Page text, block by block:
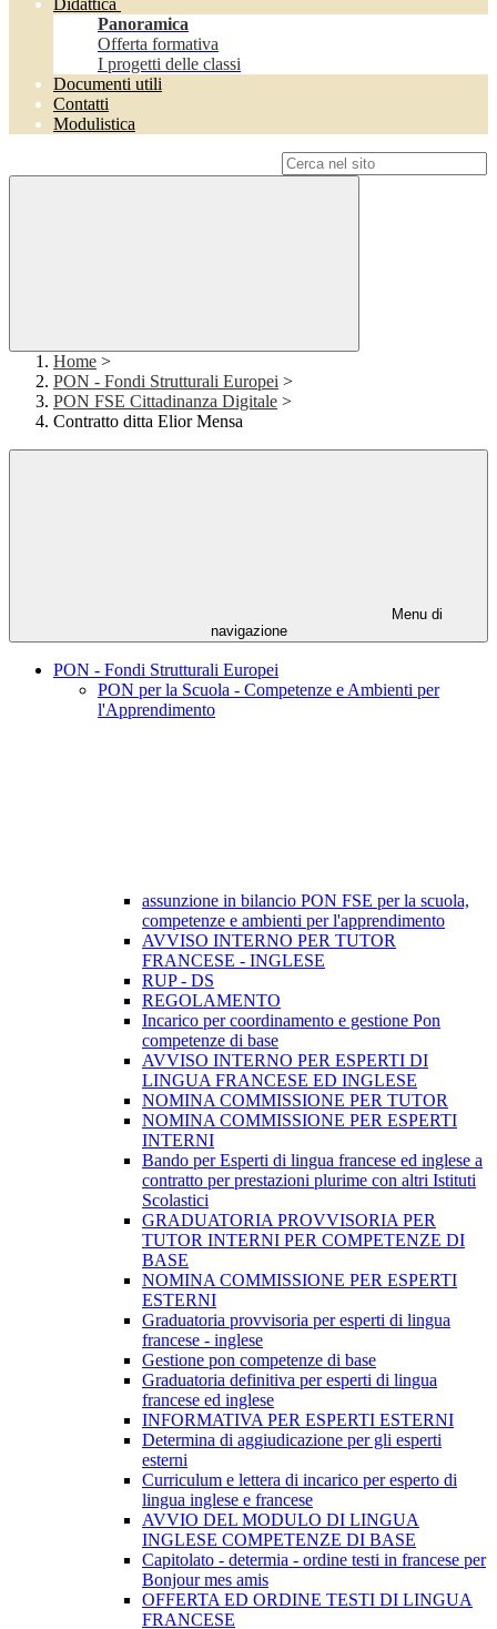
Didattica
Panoramica
Offerta formativa
I progetti delle classi
Documenti utili
Contatti
Modulistica
Home >
PON - Fondi Strutturali Europei >
PON FSE Cittadinanza Digitale >
Contratto ditta Elior Mensa
Menu di
navigazione
PON - Fondi Strutturali Europei
PON per la Scuola - Competenze e Ambienti per
l'Apprendimento
assunzione in bilancio PON FSE per la scuola,
competenze e ambienti per l'apprendimento
AVVISO INTERNO PER TUTOR
FRANCESE - INGLESE
RUP - DS
REGOLAMENTO
Incarico per coordinamento e gestione Pon
competenze di base
AVVISO INTERNO PER ESPERTI DI
LINGUA FRANCESE ED INGLESE
NOMINA COMMISSIONE PER TUTOR
NOMINA COMMISSIONE PER ESPERTI
INTERNI
Bando per Esperti di lingua francese ed inglese a
contratto per prestazioni plurime con altri Istituti
Scolastici
GRADUATORIA PROVVISORIA PER
TUTOR INTERNI PER COMPETENZE DI
BASE
NOMINA COMMISSIONE PER ESPERTI
ESTERNI
Graduatoria provvisoria per esperti di lingua
francese - inglese
Gestione pon competenze di base
Graduatoria definitiva per esperti di lingua
francese ed inglese
INFORMATIVA PER ESPERTI ESTERNI
Determina di aggiudicazione per gli esperti
esterni
Curriculum e lettera di incarico per esperto di
lingua inglese e francese
AVVIO DEL MODULO DI LINGUA
INGLESE COMPETENZE DI BASE
Capitolato - determia - ordine testi in francese per
Bonjour mes amis
OFFERTA ED ORDINE TESTI DI LINGUA
FRANCESE